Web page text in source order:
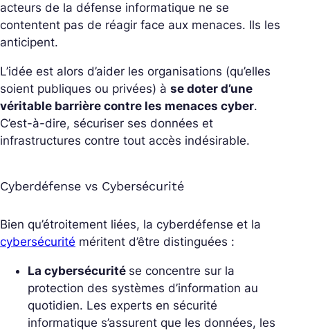
acteurs de la défense informatique ne se
contentent pas de réagir face aux menaces. Ils les
anticipent.
L’idée est alors d’aider les organisations (qu’elles
soient publiques ou privées) à se doter d’une
véritable barrière contre les menaces cyber.
C’est-à-dire, sécuriser ses données et
infrastructures contre tout accès indésirable.
Cyberdéfense vs Cybersécurité
Bien qu’étroitement liées, la cyberdéfense et la
cybersécurité méritent d’être distinguées :
La cybersécurité se concentre sur la
protection des systèmes d’information au
quotidien. Les experts en sécurité
informatique s’assurent que les données, les